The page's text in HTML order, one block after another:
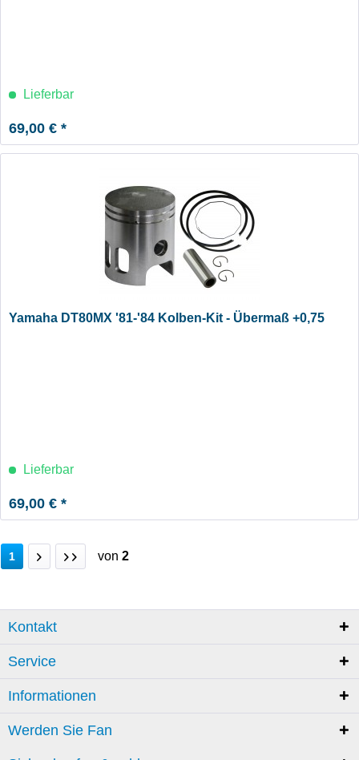
Lieferbar
69,00 € *
Yamaha DT80MX '81-'84 Kolben-Kit - Übermaß +0,75
Lieferbar
69,00 € *
1 von 2
Kontakt
Service
Informationen
Werden Sie Fan